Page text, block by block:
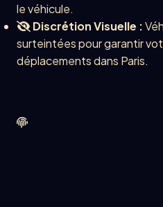
le véhicule.
Discrétion Visuelle :
surteintées pour garantir
déplacements dans Paris.